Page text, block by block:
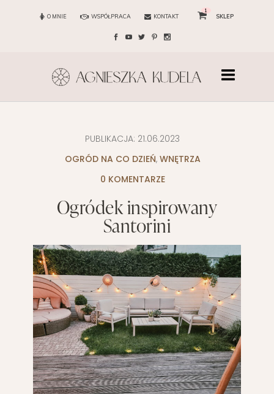
O MNIE WSPÓŁPRACA KONTAKT
1
SKLEP
PUBLIKACJA: 21.06.2023
OGRÓD NA CO DZIEŃ, WNĘTRZA
0 KOMENTARZE
Ogródek inspirowany
Santorini